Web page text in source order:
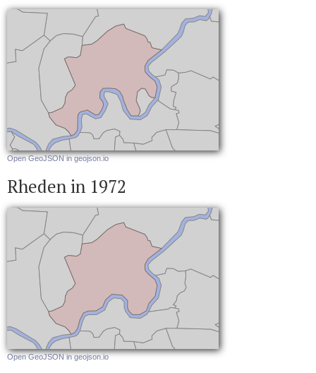
Open GeoJSON in geojson.io
Rheden in 1972
Open GeoJSON in geojson.io